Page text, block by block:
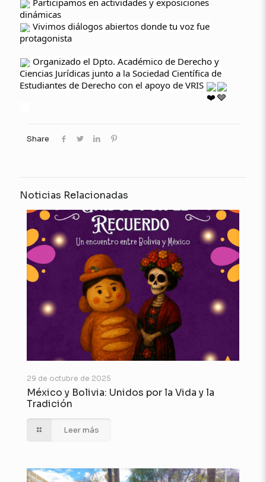
Participamos en actividades y exposiciones
dinámicas
Vivimos diálogos abiertos donde tu voz fue
protagonista
Organizado el Dpto. Académico de Derecho y
Ciencias Jurídicas junto a la Sociedad Científica de
Estudiantes de Derecho con el apoyo de VRIS
Share
Noticias Relacionadas
29 de octubre de 2025
México y Bolivia: Unidos por la Vida y la
Tradición
Leer más